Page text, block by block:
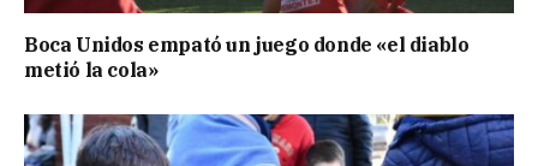
Boca Unidos empató un juego donde «el diablo
metió la cola»